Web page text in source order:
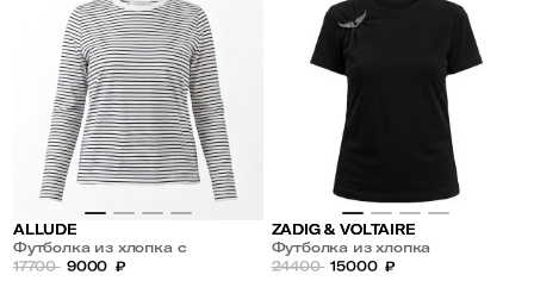
ALLUDE
Футболка из хлопка с
длинным рукавом
17700 9000 ₽
ZADIG & VOLTAIRE
Футболка из хлопка
24400 15000 ₽